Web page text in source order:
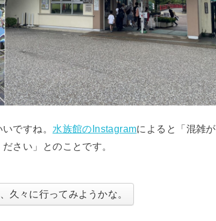
ですね。 水族館のInstagramによると「混雑が
さい」とのことです。
久々に行ってみようかな。